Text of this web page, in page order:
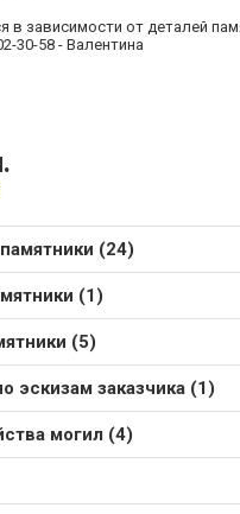
в зависимости от деталей
30-58 - Валентина
(24)
(1)
(5)
эскизам заказчика (1)
могил (4)